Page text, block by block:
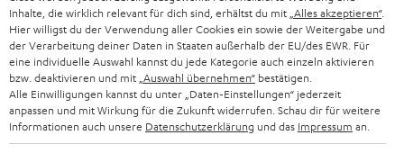
KOPFHÖRER
BLUETOOTH-KOPFHÖRER
STEREOANLAGEN
LAUTSPRECHER
BLOG
NEWSLETTER
STORES
DEINE VORTEILE BEI TEUFEL
NIEDERLANDE
BELGIEN
FRANKREICH
Inhalte, die wirklich relevant für dich sind, erhältst du mit „Alles akzeptieren“.
Hier willigst du der Verwendung aller Cookies ein sowie der Weitergabe und
der Verarbeitung deiner Daten in Staaten außerhalb der EU/des EWR. Für
eine individuelle Auswahl kannst du jede Kategorie auch einzeln aktivieren
bzw. deaktivieren und mit „Auswahl übernehmen“ bestätigen.
Alle Einwilligungen kannst du unter „Daten-Einstellungen“ jederzeit
anpassen und mit Wirkung für die Zukunft widerrufen. Schau dir für weitere
Informationen auch unsere Datenschutzerklärung und das Impressum an.